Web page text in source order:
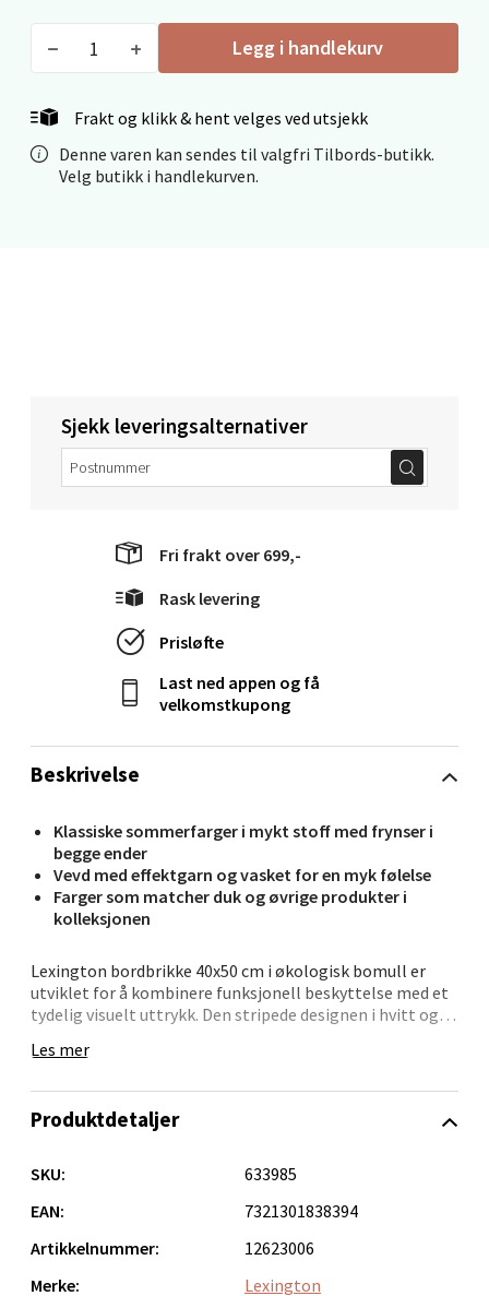
Legg i handlekurv
Frakt og klikk & hent velges ved utsjekk
Denne varen kan sendes til valgfri Tilbords-butikk.
Velg butikk i handlekurven.
Beskrivelse
Klassiske sommerfarger i mykt stoff med frynser i
begge ender
Vevd med effektgarn og vasket for en myk følelse
Farger som matcher duk og øvrige produkter i
kolleksjonen
Lexington bordbrikke 40x50 cm i økologisk bomull er
utviklet for å kombinere funksjonell beskyttelse med et
tydelig visuelt uttrykk. Den stripede designen i hvitt og
effektgarn tilfører struktur og dybde.
definere hver plassering i borddekkingen. Den kan
ønsket uttrykk. Den vaskede finishen gir en myk
avslutning. Maskinvaskbar.
• 40 x 50 cm – funksjonell størrelse
• 100 % økologisk bomull
Les mer
Sjekk leveringsalternativer
Fri frakt over 699,-
Rask levering
Prisløfte
Last ned appen og få
velkomstkupong
Produktdetaljer
SKU:
633985
EAN:
7321301838394
Artikkelnummer:
12623006
Merke:
Lexington
Langelandsvegen 25, 6010 Ålesund
Åpent i dag 10-18
0 i butikk
Velg
Narvik - Thon Senter Malmporten
Bolagsgata 1, 8514 Narvik
Åpent i dag 10-18
Bergen - Oasen Senter
Folke Bernadottes vei 52, 5147 Fyllingsdalen
Åpent i dag 10-18
Velg
Oppdal - Aunasenteret
Aunasenteret, Sunndalsvegen 3, 7340 Oppdal